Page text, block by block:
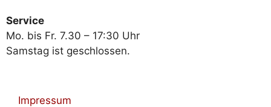
Service
Mo. bis Fr. 7.30 – 17:30 Uhr
Samstag ist geschlossen.
Impressum